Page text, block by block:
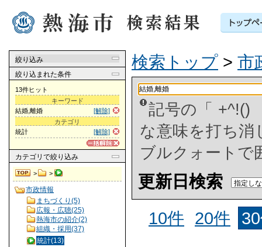
絞り込み
絞り込まれた条件
13件ヒット
キーワード
[解除]
結婚,離婚
カテゴリ
[解除]
統計
カテゴリ で絞り込み
> >
市政情報
まちづくり(5)
広報・広聴(25)
熱海市の紹介(2)
組織・採用(37)
統計(13)
検索トップ > 市
記号の「 +^!()
な意味を打ち
ブルクォートで
更新日検索
10件
20件